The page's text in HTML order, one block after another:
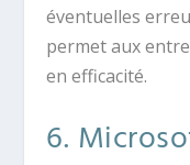
éventuelles
permet aux
en efficacité.
6.